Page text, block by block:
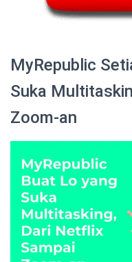
MyRepublic
Suka
Zoom-an